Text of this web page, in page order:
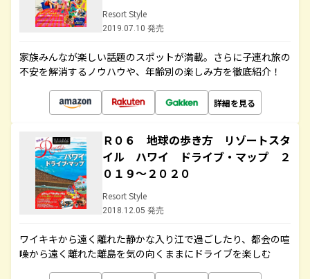
Resort Style
2019.07.10 発売
家族みんなが楽しい話題のスポットが満載。さらに子連れ旅の
不安を解消するノウハウや、年齢別の楽しみ方を徹底紹介！
詳細を見る
Ｒ０６ 地球の歩き方 リゾートスタ
イル ハワイ ドライブ・マップ ２
０１９～２０２０
Resort Style
2018.12.05 発売
ワイキキから遠く離れた静かな入り江で過ごしたり、都会の喧
噪から遠く離れた離島を気の向くままにドライブを楽しむ